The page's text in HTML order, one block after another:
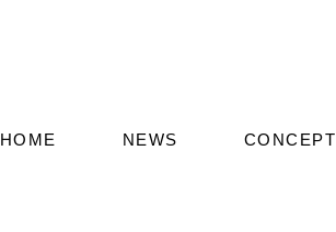
HOME NEWS CONCEPT